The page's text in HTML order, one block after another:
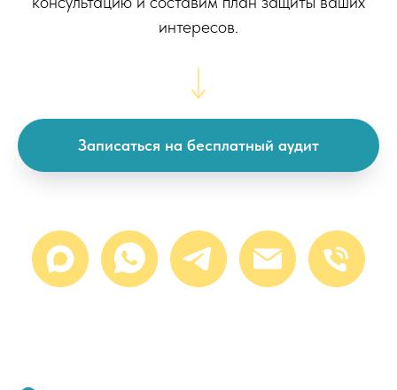
интересов.
Записаться на бесплатный аудит